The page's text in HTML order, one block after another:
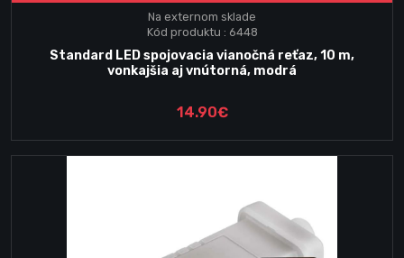
Na externom sklade
Kód produktu : 6448
Standard LED spojovacia vianočná reťaz, 10 m,
vonkajšia aj vnútorná, modrá
14.90€